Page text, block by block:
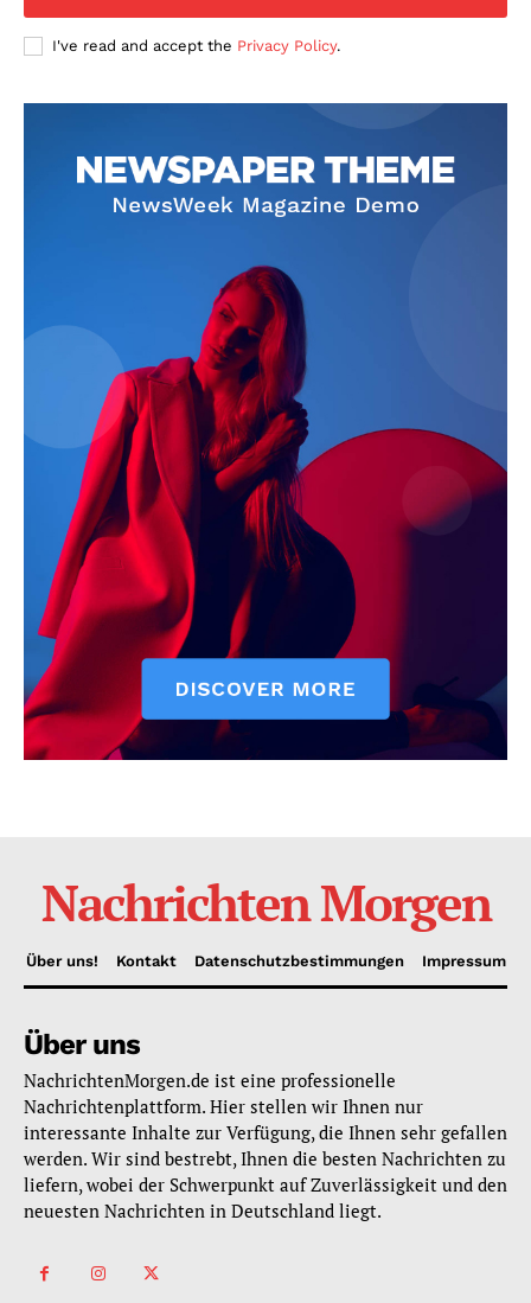
I've read and accept the Privacy Policy.
Nachrichten Morgen
Über uns! Kontakt Datenschutzbestimmungen Impressum
Über uns
NachrichtenMorgen.de ist eine professionelle
Nachrichtenplattform. Hier stellen wir Ihnen nur
interessante Inhalte zur Verfügung, die Ihnen sehr gefallen
werden. Wir sind bestrebt, Ihnen die besten Nachrichten zu
liefern, wobei der Schwerpunkt auf Zuverlässigkeit und den
neuesten Nachrichten in Deutschland liegt.